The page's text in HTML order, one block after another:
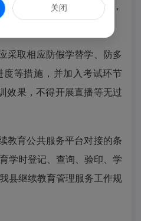
，上线前应组织专家评审，
形态关，确保课件质量。
采取相应防假学替学、防多
等措施，并加入考试环节
效果，不得开展直播等无过
教育公共服务平台对接的条
学时登记、查询、验印、学
县继续教育管理服务工作规
关闭